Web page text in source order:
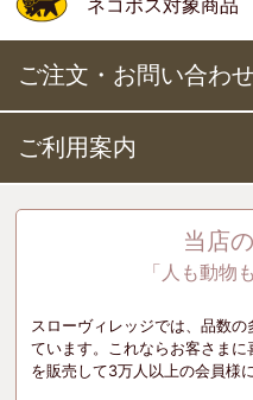
ネコポス対象商品
ご注文・お問い合わ
ご利用案内
当店
「人も動物
スローヴィレッジでは、品数
ています。これならお客さま
を販売して3万人以上の会員様